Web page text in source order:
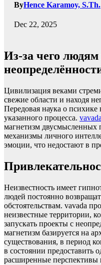
ByHence Karamoy, S.Th.
Dec 22, 2025
Из-за чего
Цивилизация веками
свежие области и находя
Передовая наука о психике
указанного процесса.
магнетизм двусмысленных
механизмы личного
эмоции, что недостают в
Неизвестность имеет
людей постоянно
обстоятельствам. vavada
неизвестные территории,
запускать проекты с
магнетизм базируется на
существования, в период
в состоянии предоставить
расширенные перспективы